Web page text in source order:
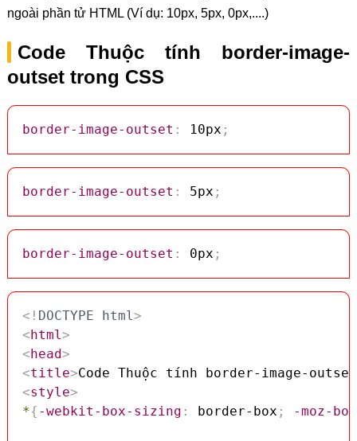
ngoài phần tử HTML (Ví dụ: 10px, 5px, 0px,....)
Code Thuộc tính border-image-
outset trong CSS
border-image-outset : 10px ;
border-image-outset : 5px ;
border-image-outset : 0px ;
<! DOCTYPE html>
<html>
<head>
<title>Code Thuộc tính border-image-
<style>
*{ -webkit-box-sizing : border-box ; -moz-